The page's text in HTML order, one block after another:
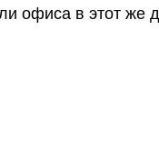
офиса в этот же